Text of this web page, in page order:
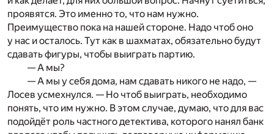
проявятся. Это именно то, что нам нужно.
Преимущество пока на нашей стороне. Надо чтоб оно
у нас и осталось. Тут как в шахматах, обязательно будут
сдавать фигуры, чтобы выиграть партию.
— А мы?
— А мы у себя дома, нам сдавать никого не надо, —
Лосев усмехнулся. — Но чтоб выиграть, необходимо
понять, что им нужно. В этом случае, думаю, что для вас
подойдёт роль частного детектива, которого нанял банк